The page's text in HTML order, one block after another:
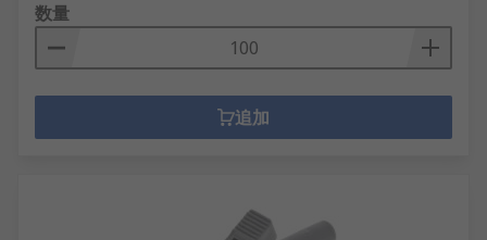
数量
追加